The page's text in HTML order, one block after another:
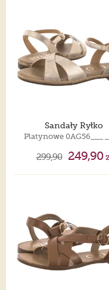
Sandały Ryłko
Platynowe 0AG56___
299,90 249,90